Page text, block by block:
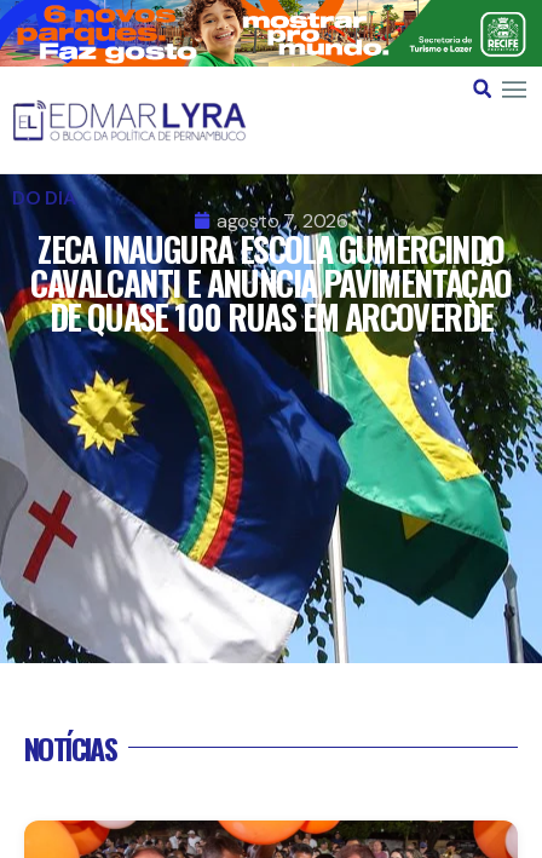
DO DIA
agosto 7, 2026
ZECA INAUGURA ESCOLA GUMERCINDO
CAVALCANTI E ANUNCIA PAVIMENTAÇÃO
DE QUASE 100 RUAS EM ARCOVERDE
NOTÍCIAS